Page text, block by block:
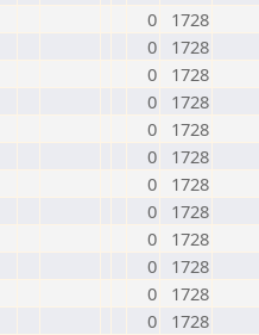
0
1728
0
1728
0
1728
0
1728
0
1728
0
1728
0
1728
0
1728
0
1728
0
1728
0
1728
0
1728